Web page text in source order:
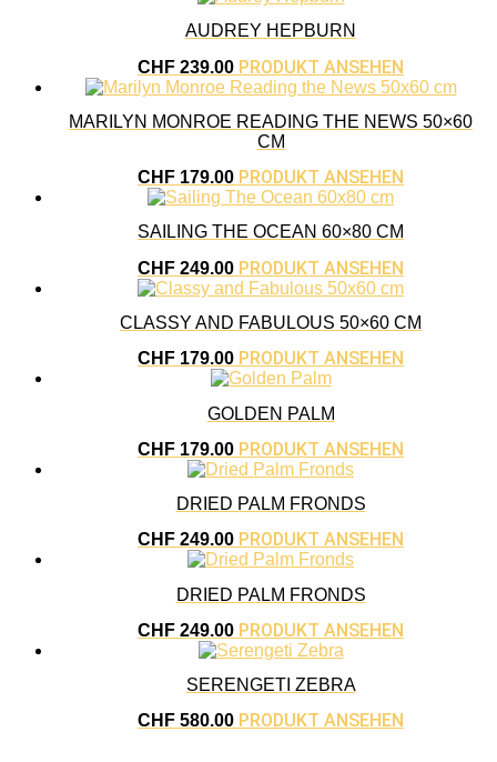
AUDREY HEPBURN
CHF 239.00 PRODUKT ANSEHEN
MARILYN MONROE READING THE NEWS 50×60
CM
CHF 179.00 PRODUKT ANSEHEN
SAILING THE OCEAN 60×80 CM
CHF 249.00 PRODUKT ANSEHEN
CLASSY AND FABULOUS 50×60 CM
CHF 179.00 PRODUKT ANSEHEN
GOLDEN PALM
CHF 179.00 PRODUKT ANSEHEN
DRIED PALM FRONDS
CHF 249.00 PRODUKT ANSEHEN
DRIED PALM FRONDS
CHF 249.00 PRODUKT ANSEHEN
SERENGETI ZEBRA
CHF 580.00 PRODUKT ANSEHEN